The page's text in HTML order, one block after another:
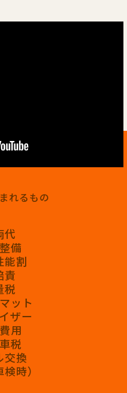
れるもの
代
備
能割
責
税
ット
ザー
用
税
交換
時）